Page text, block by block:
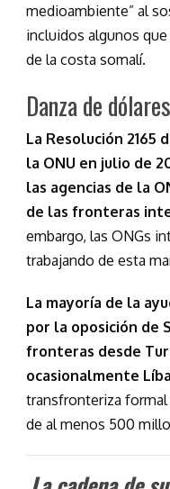
medioambiente” al
incluidos algunos
de la costa somalí.
Danza de
La Resolución 2165
la ONU en julio de
las agencias de la
de las fronteras
embargo, las ONGs
trabajando de esta
La mayoría de la
por la oposición de
fronteras desde
ocasionalmente
transfronteriza
de al menos 500